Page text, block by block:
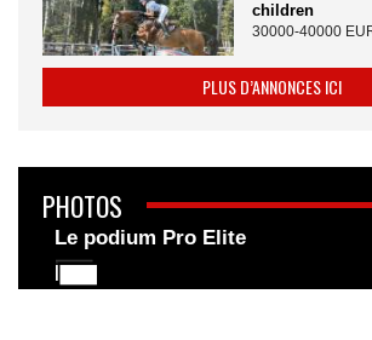
children
30000-40000
PLUS D’ANNONCES ICI
PHOTOS
Le podium Pro Elite